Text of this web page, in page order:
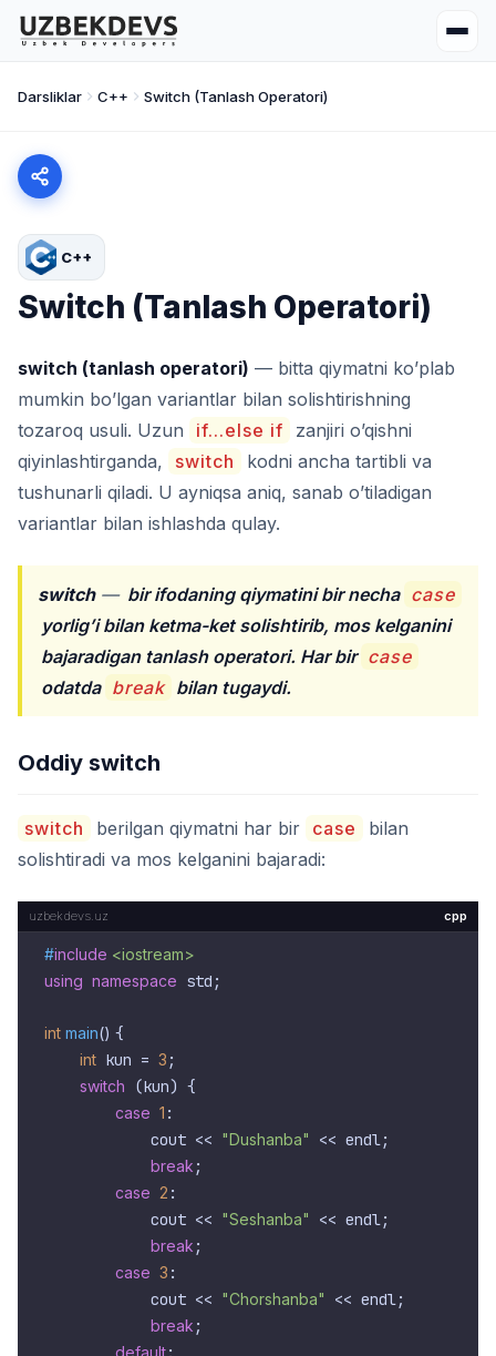
Darsliklar C++ Switch (Tanlash Operatori)
C++
Switch (Tanlash Operatori)
switch (tanlash operatori) — bitta qiymatni ko’plab
mumkin bo’lgan variantlar bilan solishtirishning
tozaroq usuli. Uzun
if...else if
zanjiri o’qishni
qiyinlashtirganda,
switch
kodni ancha tartibli va
tushunarli qiladi. U ayniqsa aniq, sanab o’tiladigan
variantlar bilan ishlashda qulay.
switch— bir ifodaning qiymatini bir necha case
yorlig’i bilan ketma-ket solishtirib, mos kelganini
bajaradigan tanlash operatori. Har bir case
odatda break bilan tugaydi.
Oddiy switch
switch berilgan qiymatni har bir case
bilan
solishtiradi va mos kelganini bajaradi:
cpp
#include <iostream>
using namespace std;
int main() {
int kun = 3 ;
switch (kun) {
case 1 :
            cout <<
"Dushanba" << endl;
break ;
case 2 :
            cout <<
"Seshanba" << endl;
break ;
case 3 :
            cout <<
"Chorshanba" << endl;
break ;
default